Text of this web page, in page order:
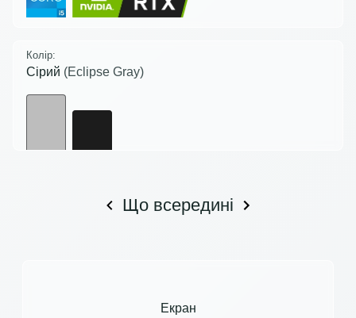
Колір:
Сірий (Eclipse Gray)
Що всередині
Екран